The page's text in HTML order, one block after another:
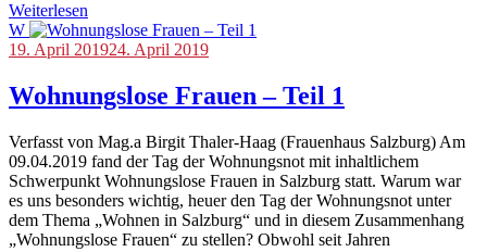
Weiterlesen
W
Blog,
der
Wohnungsnot
19. April 201924. April 2019
Wohnungslose Frauen – Teil 1
Verfasst von Mag.a Birgit Thaler-Haag (Frauenhaus Salzburg) Am
09.04.2019 fand der Tag der Wohnungsnot mit inhaltlichem
Schwerpunkt Wohnungslose Frauen in Salzburg statt. Warum war
es uns besonders wichtig, heuer den Tag der Wohnungsnot unter
dem Thema „Wohnen in Salzburg“ und in diesem Zusammenhang
„Wohnungslose Frauen“ zu stellen? Obwohl seit Jahren